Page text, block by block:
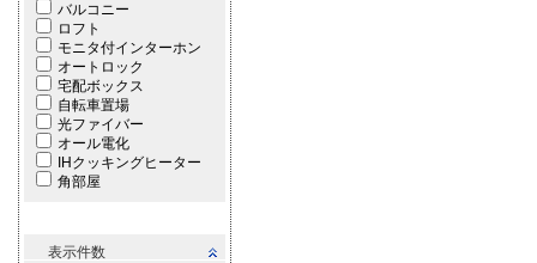
バルコニー
ロフト
モニタ付インターホン
オートロック
宅配ボックス
自転車置場
光ファイバー
オール電化
IHクッキングヒーター
角部屋
表示件数